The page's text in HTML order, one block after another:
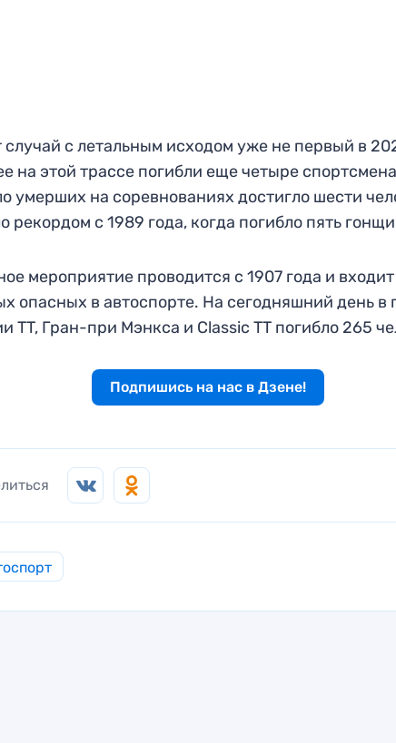
случай с летальным исходом уже не первый в
на этой трассе погибли еще четыре
умерших на соревнованиях достигло шести
рекордом с 1989 года, когда погибло пять
мероприятие проводится с 1907 года и
опасных в автоспорте. На сегодняшний день в
TT, Гран-при Мэнкса и Classic TT погибло 265
Подпишись на нас в Дзене!